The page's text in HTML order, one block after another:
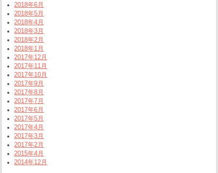
2018年6月
2018年5月
2018年4月
2018年3月
2018年2月
2018年1月
2017年12月
2017年11月
2017年10月
2017年9月
2017年8月
2017年7月
2017年6月
2017年5月
2017年4月
2017年3月
2017年2月
2015年4月
2014年12月